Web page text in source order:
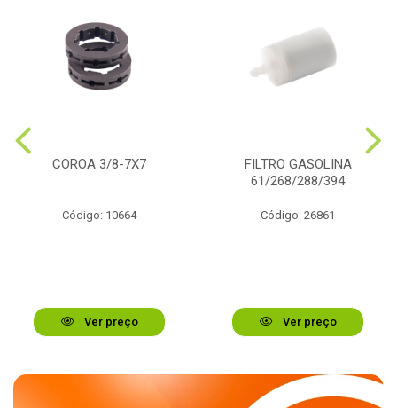
COROA 3/8-7X7
Código: 10664
Ver preço
FILTRO GASOLINA
61/268/288/394
Código: 26861
Ver preço